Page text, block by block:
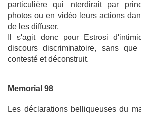
particulière qui interdirait par
photos ou en vidéo leurs actions
de les diffuser.
Il s'agit donc pour Estrosi
discours discriminatoire, sans
contesté et déconstruit.
Memorial 98
Les déclarations belliqueuses du